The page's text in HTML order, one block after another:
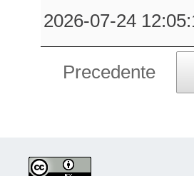
2026-07-24
Precedente